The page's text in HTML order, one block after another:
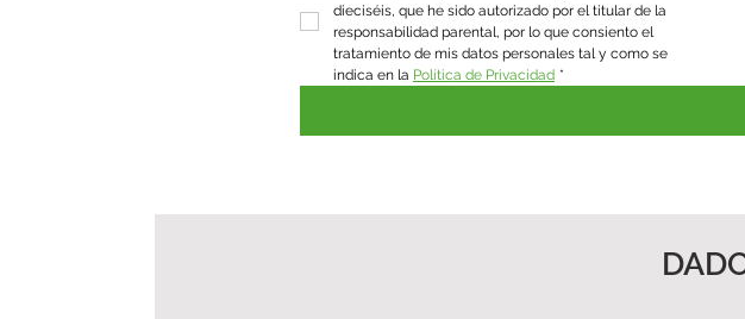
dieciséis, que he sido autorizado por el titular de la
responsabilidad parental, por lo que consiento el
tratamiento de mis datos personales tal y como se
indica en la Política de Privacidad *